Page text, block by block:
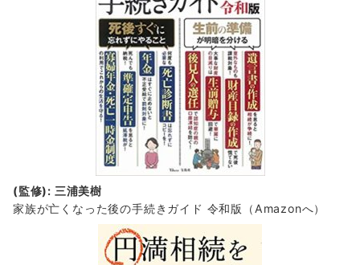
(監修): 三浦美樹
家族が亡くなった後の手続きガイド 令和版（Amazonへ）